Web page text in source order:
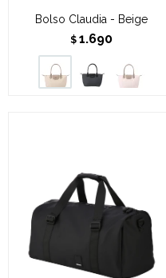
Bolso Claudia - Beige
$ 1.690